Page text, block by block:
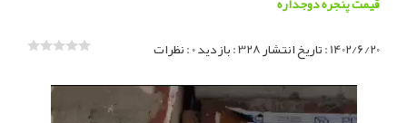
دوجداره
1402/6/20: تاریخ انتشار328 : بازدید 0 : نظرات